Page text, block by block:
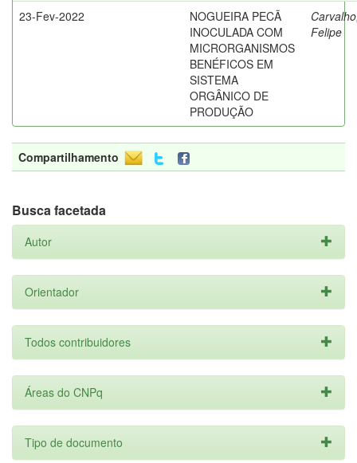
23-Fev-2022
NOGUEIRA PECÃ
INOCULADA COM
MICRORGANISMOS
BENÉFICOS EM
SISTEMA
ORGÂNICO DE
PRODUÇÃO
Felipe
Compartilhamento
Busca facetada
Autor
Orientador
Todos contribuidores
Áreas do CNPq
Tipo de documento